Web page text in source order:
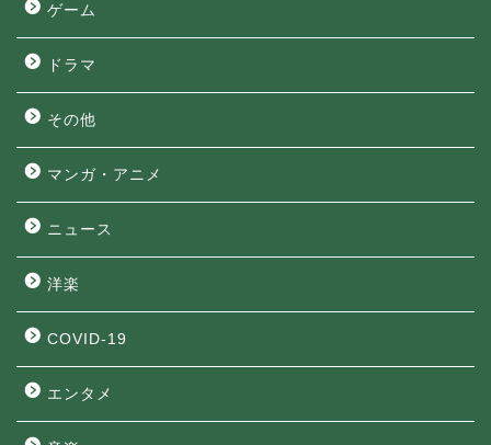
ゲーム
ドラマ
その他
マンガ・アニメ
ニュース
洋楽
COVID-19
エンタメ